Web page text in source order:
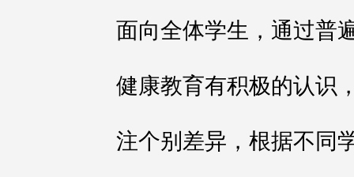
面向全体学生，通过普
健康教育有积极的认识
注个别差异，根据不同